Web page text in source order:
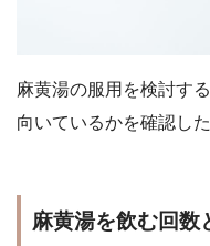
麻黄湯の服用を検討す
向いているかを確認し
麻黄湯を飲む回数